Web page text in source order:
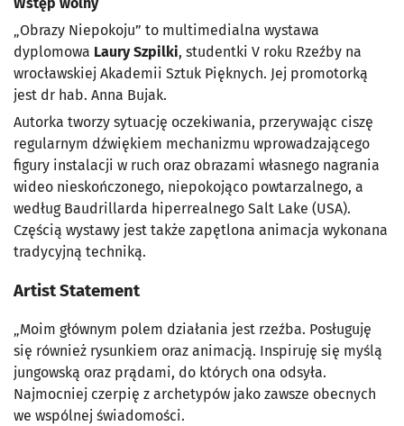
Wstęp wolny
„Obrazy Niepokoju” to multimedialna wystawa
dyplomowa Laury Szpilki, studentki V roku Rzeźby na
wrocławskiej Akademii Sztuk Pięknych. Jej promotorką
jest dr hab. Anna Bujak.
Autorka tworzy sytuację oczekiwania, przerywając ciszę
regularnym dźwiękiem mechanizmu wprowadzającego
figury instalacji w ruch oraz obrazami własnego nagrania
wideo nieskończonego, niepokojąco powtarzalnego, a
według Baudrillarda hiperrealnego Salt Lake (USA).
Częścią wystawy jest także zapętlona animacja wykonana
tradycyjną techniką.
Artist Statement
„Moim głównym polem działania jest rzeźba. Posługuję
się również rysunkiem oraz animacją. Inspiruję się myślą
jungowską oraz prądami, do których ona odsyła.
Najmocniej czerpię z archetypów jako zawsze obecnych
we wspólnej świadomości.